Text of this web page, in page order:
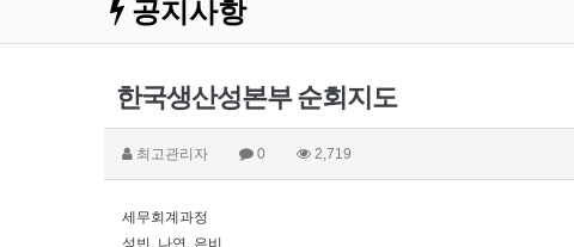
공지사항
한국생산성본부 순회지도
최고관리자 0 2,719
세무회계과정
성빈, 나연, 은비